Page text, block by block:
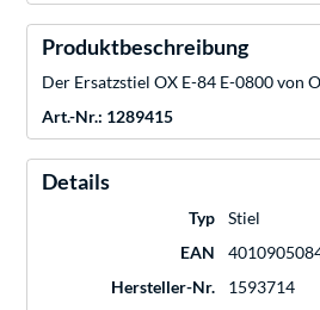
Produktbeschreibung
Der Ersatzstiel OX E-84 E-0800 von
Art.-Nr.: 1289415
Details
Typ
Stiel
EAN
Hersteller-Nr.
1593714